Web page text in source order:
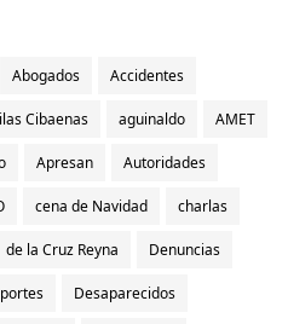
Abogados Accidentes
Cibaenas aguinaldo AMET
Apresan Autoridades
cena de Navidad charlas
de la Cruz Reyna Denuncias
Desaparecidos